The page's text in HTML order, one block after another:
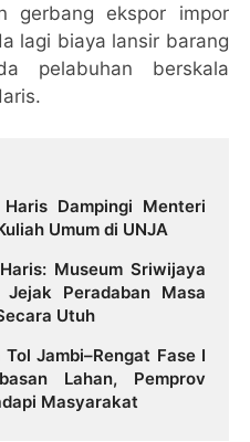
gerbang ekspor impor
lagi biaya lansir barang
pelabuhan berskala
Dampingi Menteri
Umum di UNJA
Museum Sriwijaya
Utuh
Jambi–Rengat Fase I
Lahan, Pemprov
Masyarakat